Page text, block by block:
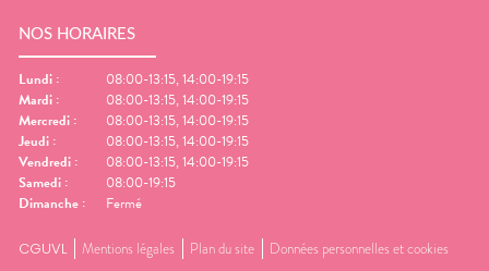
NOS HORAIRES
Lundi :
08:00-13:15, 14:00-19:15
Mardi :
08:00-13:15, 14:00-19:15
Mercredi :
08:00-13:15, 14:00-19:15
Jeudi :
08:00-13:15, 14:00-19:15
Vendredi :
08:00-13:15, 14:00-19:15
Samedi :
08:00-19:15
Dimanche : Fermé
CGUVL Mentions légales Plan du site Données personnelles et cookies